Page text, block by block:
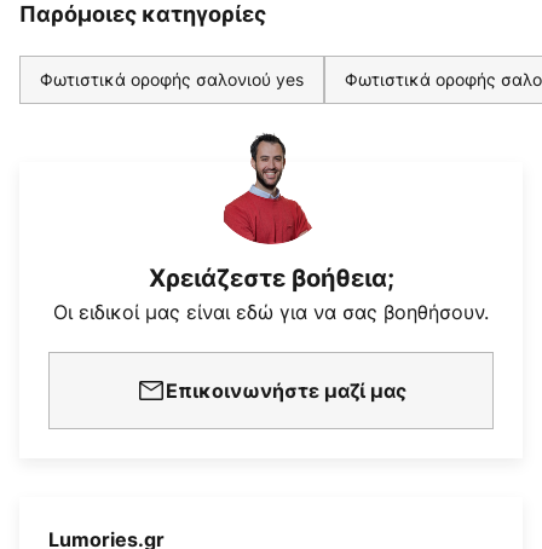
Παρόμοιες κατηγορίες
Φωτιστικά οροφής σαλονιού yes Φωτιστικά οροφής
Χρειάζεστε βοήθεια;
Οι ειδικοί μας είναι εδώ για να σας βοηθήσουν.
Επικοινωνήστε μαζί μας
Lumories.gr